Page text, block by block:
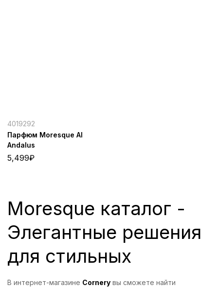
4019292
Парфюм Moresque Al
Andalus
5,499₽
Moresque каталог -
Элегантные решения
для стильных
В интернет-магазине Cornery вы сможете найти